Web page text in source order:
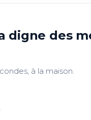
digne des
à la maison.